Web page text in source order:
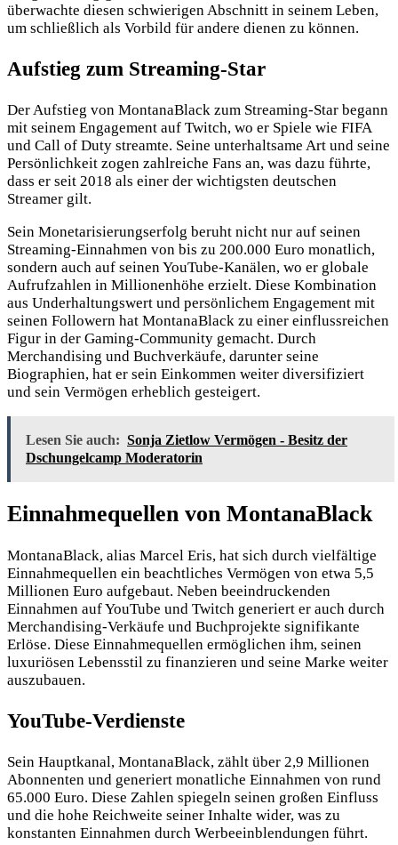
überwachte diesen schwierigen Abschnitt in seinem Leben,
um schließlich als Vorbild für andere dienen zu können.
Aufstieg zum Streaming-Star
Der Aufstieg von MontanaBlack zum Streaming-Star begann
mit seinem Engagement auf Twitch, wo er Spiele wie FIFA
und Call of Duty streamte. Seine unterhaltsame Art und seine
Persönlichkeit zogen zahlreiche Fans an, was dazu führte,
dass er seit 2018 als einer der wichtigsten deutschen
Streamer gilt.
Sein Monetarisierungserfolg beruht nicht nur auf seinen
Streaming-Einnahmen von bis zu 200.000 Euro monatlich,
sondern auch auf seinen YouTube-Kanälen, wo er globale
Aufrufzahlen in Millionenhöhe erzielt. Diese Kombination
aus Underhaltungswert und persönlichem Engagement mit
seinen Followern hat MontanaBlack zu einer einflussreichen
Figur in der Gaming-Community gemacht. Durch
Merchandising und Buchverkäufe, darunter seine
Biographien, hat er sein Einkommen weiter diversifiziert
und sein Vermögen erheblich gesteigert.
Lesen Sie auch: Sonja Zietlow Vermögen - Besitz der
Dschungelcamp Moderatorin
Einnahmequellen von MontanaBlack
MontanaBlack, alias Marcel Eris, hat sich durch vielfältige
Einnahmequellen ein beachtliches Vermögen von etwa 5,5
Millionen Euro aufgebaut. Neben beeindruckenden
Einnahmen auf YouTube und Twitch generiert er auch durch
Merchandising-Verkäufe und Buchprojekte signifikante
Erlöse. Diese Einnahmequellen ermöglichen ihm, seinen
luxuriösen Lebensstil zu finanzieren und seine Marke weiter
auszubauen.
YouTube-Verdienste
Sein Hauptkanal, MontanaBlack, zählt über 2,9 Millionen
Abonnenten und generiert monatliche Einnahmen von rund
65.000 Euro. Diese Zahlen spiegeln seinen großen Einfluss
und die hohe Reichweite seiner Inhalte wider, was zu
konstanten Einnahmen durch Werbeeinblendungen führt.